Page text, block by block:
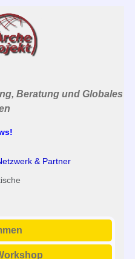
Beratung und Globales
& Partner